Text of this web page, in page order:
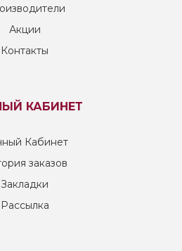
Акции
Контакты
КАБИНЕТ
Кабинет
заказов
Закладки
Рассылка